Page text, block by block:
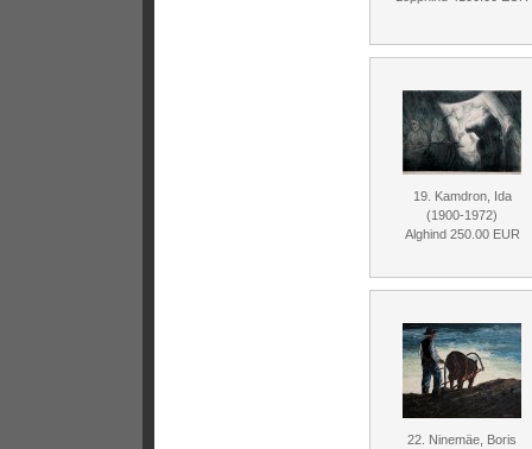
19. Kamdron, Ida
(1900-1972)
Alghind 250.00 EUR
22. Ninemäe, Boris